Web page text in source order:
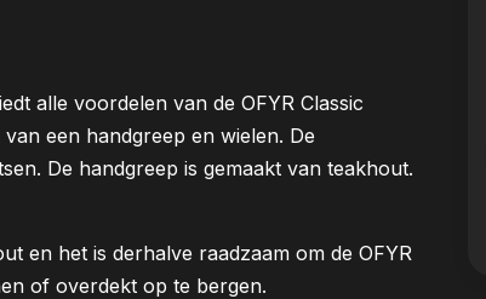
alle voordelen van de OFYR Classic
een handgreep en wielen. De
De handgreep is gemaakt van teakhout.
en het is derhalve raadzaam om de OFYR
of overdekt op te bergen.